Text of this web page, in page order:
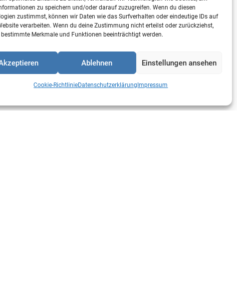
zu speichern und/oder darauf zuzugreifen. Wenn du diesen
zustimmst, können wir Daten wie das Surfverhalten oder eindeutige IDs auf
verarbeiten. Wenn du deine Zustimmung nicht erteilst oder zurückziehst,
bestimmte Merkmale und Funktionen beeinträchtigt werden.
Ablehnen Einstellungen ansehen
Cookie-RichtlinieDatenschutzerklärung Impressum